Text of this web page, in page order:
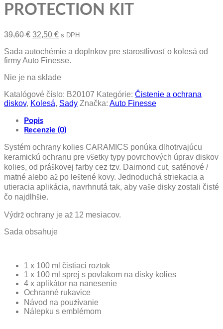
PROTECTION KIT
39,60€ Pôvodná
bola:
39,60 €.
32,50 €Aktuálna
je:
32,50 €.
s DPH
Sada autochémie a doplnkov pre starostlivosť o kolesá od
firmy Auto Finesse.
Nie je na sklade
Katalógové číslo: B20107 Kategórie: Čistenie a ochrana
diskov, Kolesá, Sady Značka: Auto Finesse
Popis
Recenzie (0)
Systém ochrany kolies CARAMICS ponúka dlhotrvajúcu
keramickú ochranu pre všetky typy povrchových úprav diskov
kolies, od práškovej farby cez tzv. Daimond cut, saténové /
matné alebo až po leštené kovy. Jednoduchá striekacia a
utieracia aplikácia, navrhnutá tak, aby vaše disky zostali čisté
čo najdlhšie.
Výdrž ochrany je až 12 mesiacov.
Sada obsahuje
1 x 100 ml čistiaci roztok
1 x 100 ml sprej s povlakom na disky kolies
4 x aplikátor na nanesenie
Ochranné rukavice
Návod na používanie
Nálepku s emblémom